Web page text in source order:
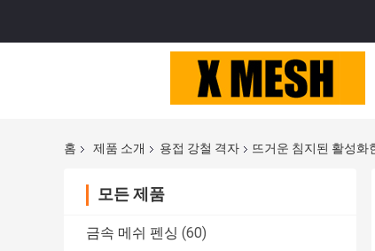
홈 제품 소개 용접 강철 격자 뜨거운 침지된 활성화
모든 제품
금속 메쉬 펜싱 (60)